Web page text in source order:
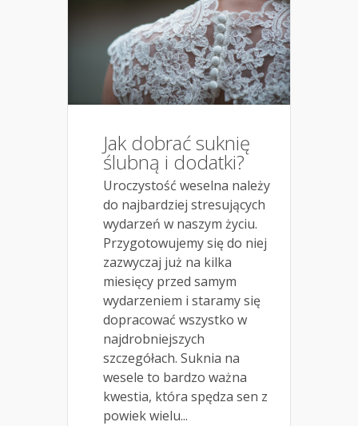
Jak dobrać suknię
ślubną i dodatki?
Uroczystość weselna należy
do najbardziej stresujących
wydarzeń w naszym życiu.
Przygotowujemy się do niej
zazwyczaj już na kilka
miesięcy przed samym
wydarzeniem i staramy się
dopracować wszystko w
najdrobniejszych
szczegółach. Suknia na
wesele to bardzo ważna
kwestia, która spędza sen z
powiek wielu...